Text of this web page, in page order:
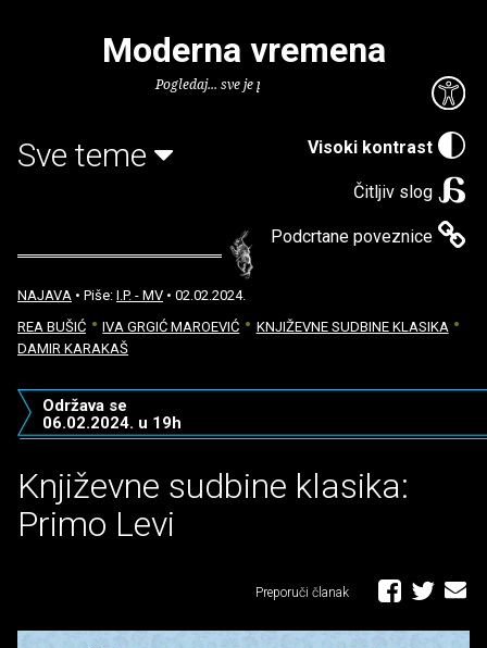
Visoki kontrast
Čitljiv slog
Podcrtane poveznice
Moderna vremena
Pogledaj... sve je puno knjiga.
Sve teme
NAJAVA • Piše: I.P. - MV • 02.02.2024.
REA BUŠIĆ
IVA GRGIĆ MAROEVIĆ
KNJIŽEVNE SUDBINE KLASIKA
DAMIR KARAKAŠ
Književne sudbine klasika:
Primo Levi
Održava se
06.02.2024. u 19h
Preporuči članak